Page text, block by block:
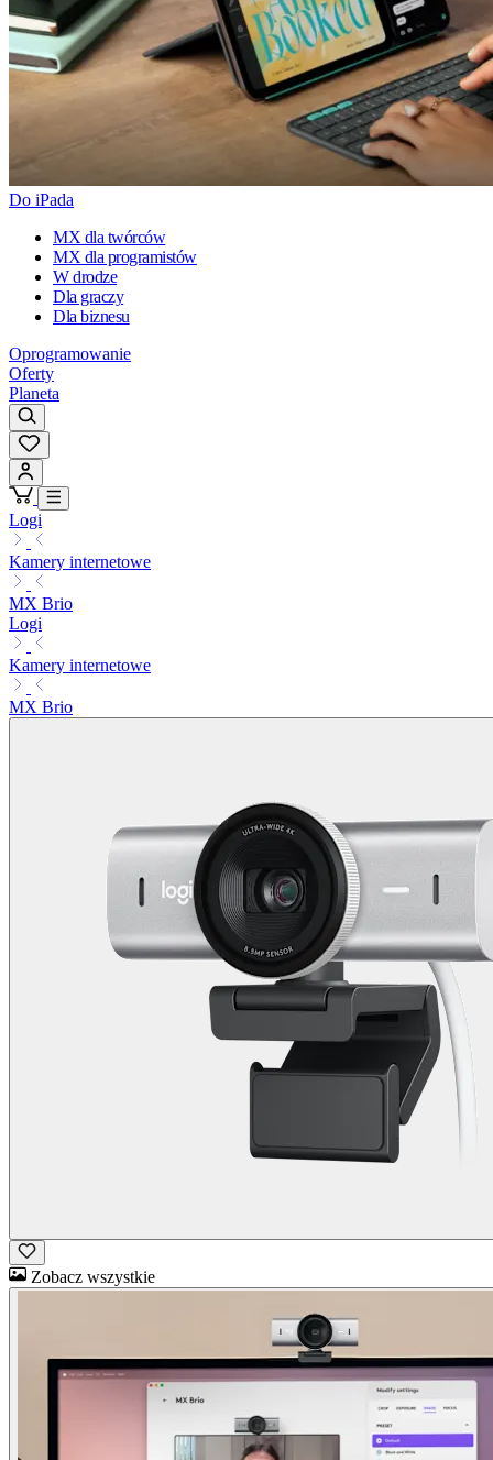
Do iPada
MX dla twórców
MX dla programistów
W drodze
Dla graczy
Dla biznesu
Oprogramowanie
Oferty
Planeta
Logi
Kamery internetowe
MX Brio
Logi
Kamery internetowe
MX Brio
Zobacz wszystkie